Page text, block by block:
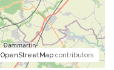
OpenStreetMap contributors